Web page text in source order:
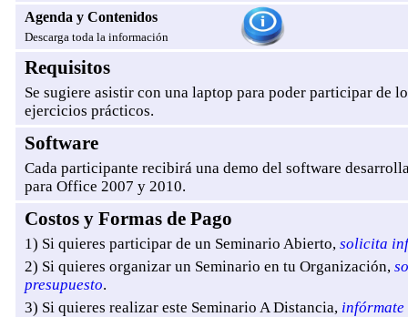
Agenda y Contenidos
Descarga toda la información
Requisitos
Se sugiere asistir con una laptop para poder participar de
ejercicios prácticos.
Software
Cada participante recibirá una demo del software
para Office 2007 y 2010.
Costos y Formas de Pago
1) Si quieres participar de un Seminario Abierto, solicita
2) Si quieres organizar un Seminario en tu Organización,
presupuesto.
3) Si quieres realizar este Seminario A Distancia,